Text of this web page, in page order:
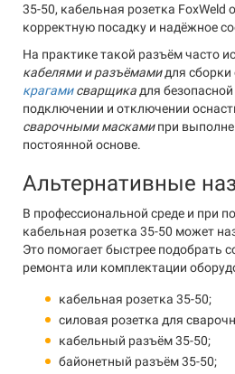
35-50, кабельная розетка FoxWeld
корректную посадку и надёжное
На практике такой разъём часто
кабелями и разъёмамидля сборки
крагамисварщикадля
подключении и отключении
сварочными маскамипри
постоянной основе.
Альтернативные
В профессиональной среде и при
кабельная розетка 35-50 может
Это помогает быстрее подобрать
ремонта или комплектации
кабельная розетка 35-50;
силовая розетка для
кабельный разъём 35-50;
байонетный разъём 35-50;